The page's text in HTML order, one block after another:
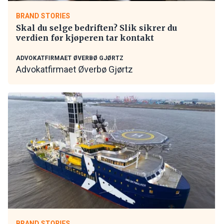
BRAND STORIES
Skal du selge bedriften? Slik sikrer du
verdien før kjøperen tar kontakt
ADVOKATFIRMAET ØVERBØ GJØRTZ
Advokatfirmaet Øverbø Gjørtz